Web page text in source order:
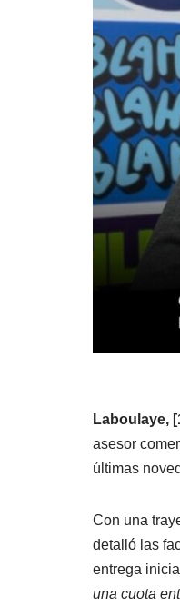
Laboulaye,
asesor
últimas
Con una
detalló las
entrega
una cuota